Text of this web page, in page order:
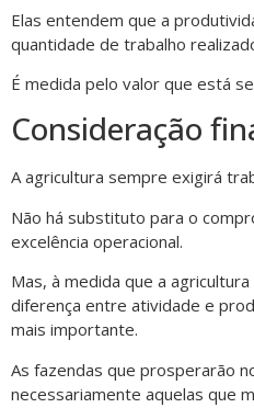
Elas entendem que a
quantidade de trabalho
É medida pelo valor que está
Consideração
A agricultura sempre exigirá
Não há substituto para o
excelência operacional.
Mas, à medida que a
diferença entre atividade e
mais importante.
As fazendas que prosperarão
necessariamente aquelas que